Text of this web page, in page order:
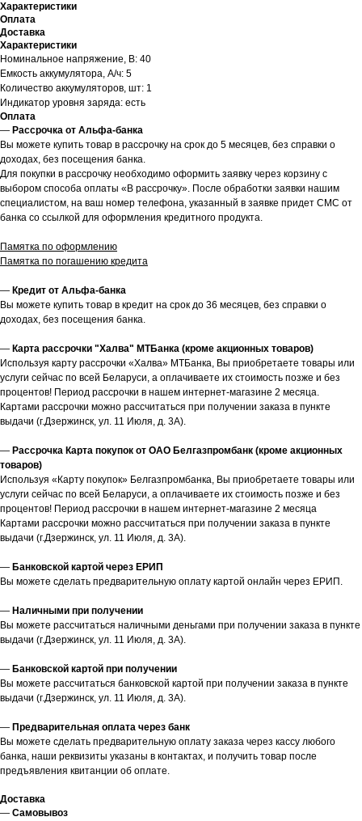
Характеристики
Оплата
Доставка
Характеристики
Номинальное напряжение, В: 40
Емкость аккумулятора, А/ч: 5
Количество аккумуляторов, шт: 1
Индикатор уровня заряда: есть
Оплата
— Рассрочка от Альфа-банка
Вы можете купить товар в рассрочку на срок до 5 месяцев, без справки о
доходах, без посещения банка.
Для покупки в рассрочку необходимо оформить заявку через корзину с
выбором способа оплаты «В рассрочку». После обработки заявки нашим
специалистом, на ваш номер телефона, указанный в заявке придет СМС от
банка со ссылкой для оформления кредитного продукта.
Памятка по оформлению
Памятка по погашению кредита
— Кредит от Альфа-банка
Вы можете купить товар в кредит на срок до 36 месяцев, без справки о
доходах, без посещения банка.
— Карта рассрочки "Халва" МТБанка (кроме акционных товаров)
Используя карту рассрочки «Халва» МТБанка, Вы приобретаете товары или
услуги сейчас по всей Беларуси, а оплачиваете их стоимость позже и без
процентов! Период рассрочки в нашем интернет-магазине 2 месяца.
Картами рассрочки можно рассчитаться при получении заказа в пункте
выдачи (г.Дзержинск, ул. 11 Июля, д. 3А).
— Рассрочка Карта покупок от ОАО Белгазпромбанк (кроме акционных
товаров)
Используя «Карту покупок» Белгазпромбанка, Вы приобретаете товары или
услуги сейчас по всей Беларуси, а оплачиваете их стоимость позже и без
процентов! Период рассрочки в нашем интернет-магазине 2 месяца
Картами рассрочки можно рассчитаться при получении заказа в пункте
выдачи (г.Дзержинск, ул. 11 Июля, д. 3А).
— Банковской картой через ЕРИП
Вы можете сделать предварительную оплату картой онлайн через ЕРИП.
— Наличными при получении
Вы можете рассчитаться наличными деньгами при получении заказа в пункте
выдачи (г.Дзержинск, ул. 11 Июля, д. 3А).
— Банковской картой при получении
Вы можете рассчитаться банковской картой при получении заказа в пункте
выдачи (г.Дзержинск, ул. 11 Июля, д. 3А).
— Предварительная оплата через банк
Вы можете сделать предварительную оплату заказа через кассу любого
банка, наши реквизиты указаны в контактах, и получить товар после
предъявления квитанции об оплате.
Доставка
— Самовывоз